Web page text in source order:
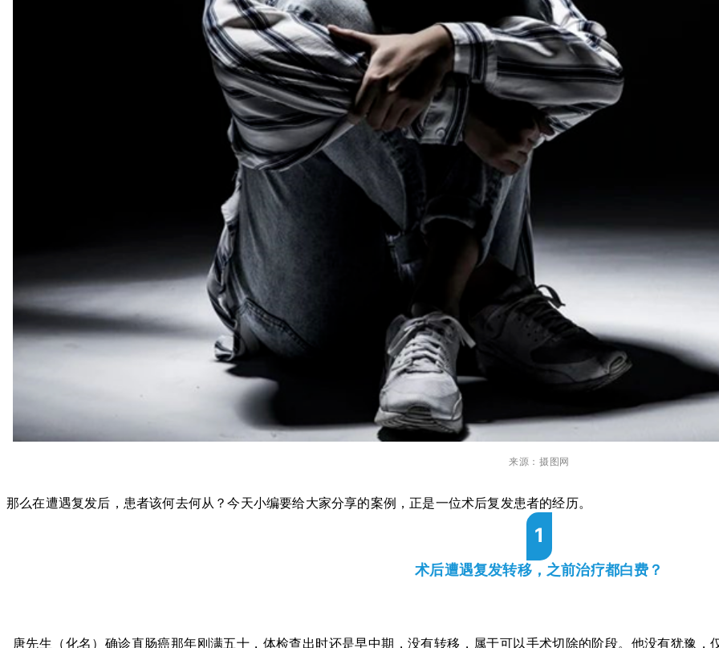
来源：摄图网
那么在遭遇复发后，患者该何去何从？今天小编要给大家分享的案例，正是一位术后复发患者的经历。
1
术后遭遇复发转移，之前治疗都白费？
唐先生（化名）确诊直肠癌那年刚满五十，体检查出时还是早中期，没有转移，属于可以手术切除的阶段。他没有犹豫